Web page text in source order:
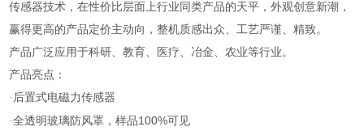
传感器技术，在性价比层面上行业同类产品的天平，外观创意新潮，
赢得更高的产品定价主动向，整机质感出众、工艺严谨、精致。
产品广泛应用于科研、教育、医疗、冶金、农业等行业。
产品亮点：
·后置式电磁力传感器
·全透明玻璃防风罩，样品100%可见